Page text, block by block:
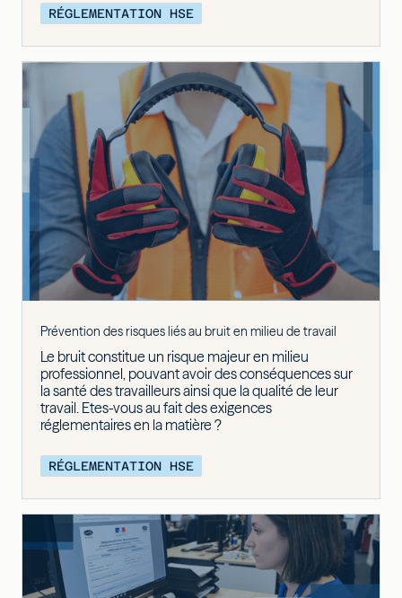
RÉGLEMENTATION HSE
Prévention des risques liés au bruit en milieu de travail
Le bruit constitue un risque majeur en milieu
professionnel, pouvant avoir des conséquences sur
la santé des travailleurs ainsi que la qualité de leur
travail. Etes-vous au fait des exigences
réglementaires en la matière ?
RÉGLEMENTATION HSE